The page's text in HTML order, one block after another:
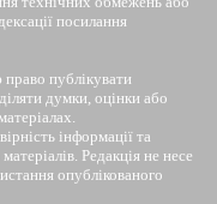
посилання
публікувати
думки, оцінки або
інформації та
Редакція не несе
опублікованого